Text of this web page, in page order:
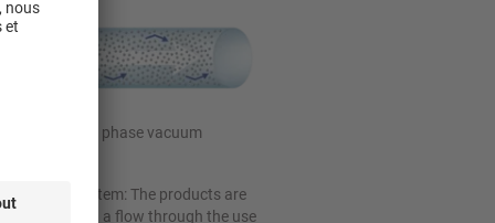
Dense phase vacuum
system: The products are
fluidised or in a flow through the use